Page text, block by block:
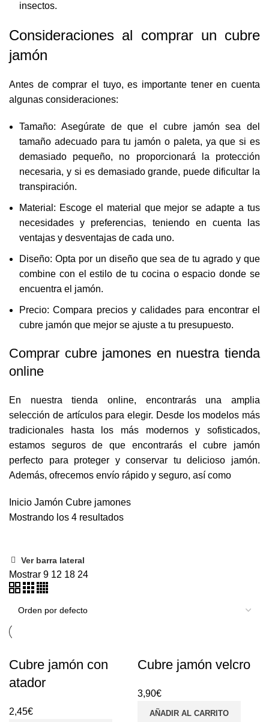
insectos.
Consideraciones al comprar un cubre
jamón
Antes de comprar el tuyo, es importante tener en cuenta
algunas consideraciones:
Tamaño: Asegúrate de que el cubre jamón sea del
tamaño adecuado para tu jamón o paleta, ya que si es
demasiado pequeño, no proporcionará la protección
necesaria, y si es demasiado grande, puede dificultar la
transpiración.
Material: Escoge el material que mejor se adapte a tus
necesidades y preferencias, teniendo en cuenta las
ventajas y desventajas de cada uno.
Diseño: Opta por un diseño que sea de tu agrado y que
combine con el estilo de tu cocina o espacio donde se
encuentra el jamón.
Precio: Compara precios y calidades para encontrar el
cubre jamón que mejor se ajuste a tu presupuesto.
Comprar cubre jamones en nuestra tienda
online
En nuestra tienda online, encontrarás una amplia
selección de artículos para elegir. Desde los modelos más
tradicionales hasta los más modernos y sofisticados,
estamos seguros de que encontrarás el cubre jamón
perfecto para proteger y conservar tu delicioso jamón.
Además, ofrecemos envío rápido y seguro, así como
Inicio Jamón Cubre jamones
Mostrando los 4 resultados
Filtrar por precio
Negro(1)
Verde Botella(1)
Ver barra lateral
Mostrar 9 12 18 24
Cubre jamón con
atador
2,45€
Cubre jamón velcro
3,90€
AÑADIR AL CARRITO